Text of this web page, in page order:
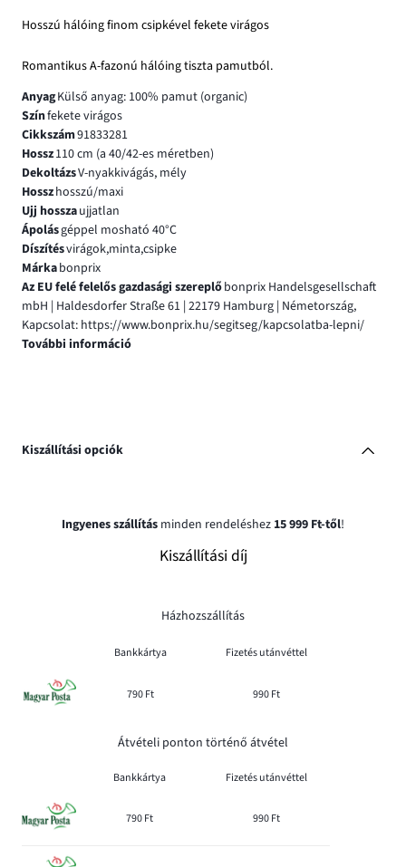
Hosszú hálóing finom csipkével fekete virágos
Romantikus A-fazonú hálóing tiszta pamutból.
AnyagKülső anyag: 100% pamut (organic)
Színfekete virágos
Cikkszám91833281
Hossz110 cm (a 40/42-es méretben)
DekoltázsV-nyakkivágás, mély
Hosszhosszú/maxi
Ujj hosszaujjatlan
Ápolásgéppel mosható 40°C
Díszítésvirágok,minta,csipke
Márkabonprix
Az EU felé felelős gazdasági szereplőbonprix Handelsgesellschaft
mbH | Haldesdorfer Straße 61 | 22179 Hamburg | Németország,
Kapcsolat: https://www.bonprix.hu/segitseg/kapcsolatba-lepni/
További információ
Kiszállítási opciók
Ingyenes szállítás minden rendeléshez 15 999 Ft-től!
Kiszállítási díj
Házhozszállítás
Bankkártya Fizetés utánvéttel
790 Ft 990 Ft
Átvételi ponton történő átvétel
Bankkártya Fizetés utánvéttel
790 Ft 990 Ft